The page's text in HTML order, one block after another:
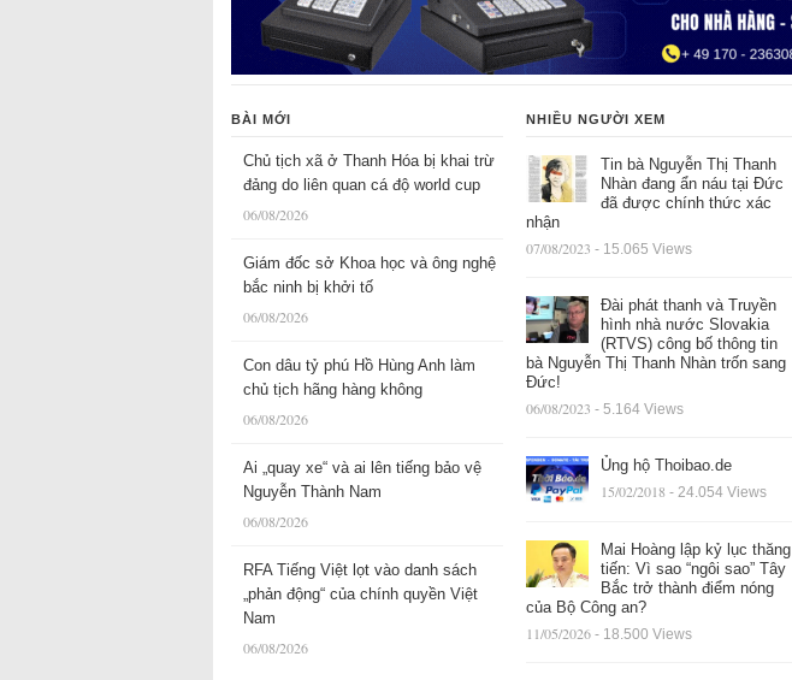
BÀI MỚI
Chủ tịch xã ở Thanh Hóa bị khai trừ
đảng do liên quan cá độ world cup
06/08/2026
Giám đốc sở Khoa học và ông nghệ
bắc ninh bị khởi tố
06/08/2026
Con dâu tỷ phú Hồ Hùng Anh làm
chủ tịch hãng hàng không
06/08/2026
Ai „quay xe“ và ai lên tiếng bảo vệ
Nguyễn Thành Nam
06/08/2026
RFA Tiếng Việt lọt vào danh sách
„phản động“ của chính quyền Việt
Nam
06/08/2026
NHIỀU NGƯỜI XEM
Tin bà Nguyễn Thị Thanh
Nhàn đang ẩn náu tại Đức
đã được chính thức xác
nhận
07/08/2023 - 15.065 Views
Đài phát thanh và Truyền
hình nhà nước Slovakia
(RTVS) công bố thông tin
bà Nguyễn Thị Thanh Nhàn trốn sang
Đức!
06/08/2023 - 5.164 Views
Ủng hộ Thoibao.de
15/02/2018 - 24.054 Views
Mai Hoàng lập kỷ lục thăng
tiến: Vì sao “ngôi sao” Tây
Bắc trở thành điểm nóng
của Bộ Công an?
11/05/2026 - 18.500 Views